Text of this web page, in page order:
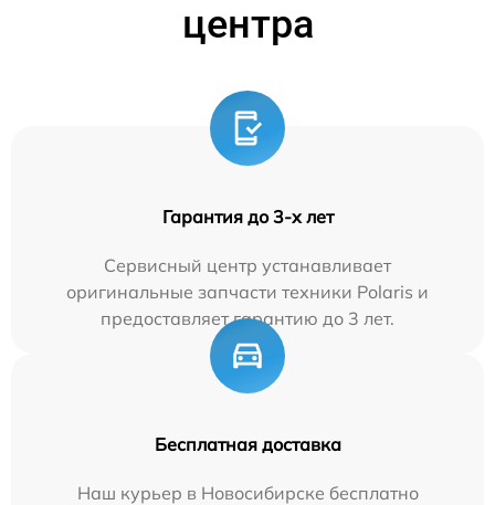
центра
Гарантия до 3-х лет
Сервисный центр устанавливает
оригинальные запчасти техники Polaris и
предоставляет гарантию до 3 лет.
Бесплатная доставка
Наш курьер в Новосибирске бесплатно